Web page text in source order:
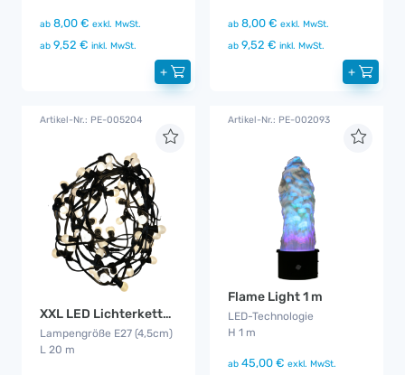
ab 8,00 € exkl. MwSt.
ab 9,52 € inkl. MwSt.
+
ab 8,00 € exkl. MwSt.
ab 9,52 € inkl. MwSt.
+
Artikel-Nr.: PE-005204
XXL LED Lichterkette outdoor
Lampengröße E27 (4,5cm)
L 20 m
Artikel-Nr.: PE-002093
Flame Light 1 m
LED-Technologie
H 1 m
ab 45,00 € exkl. MwSt.